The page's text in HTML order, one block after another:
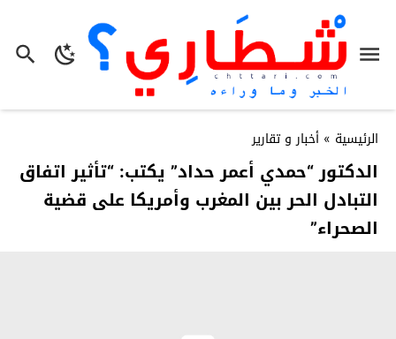
الرئيسية » أخبار و تقارير
الدكتور “حمدي أعمر حداد” يكتب: “تأثير اتفاق
التبادل الحر بين المغرب وأمريكا على قضية
الصحراء”